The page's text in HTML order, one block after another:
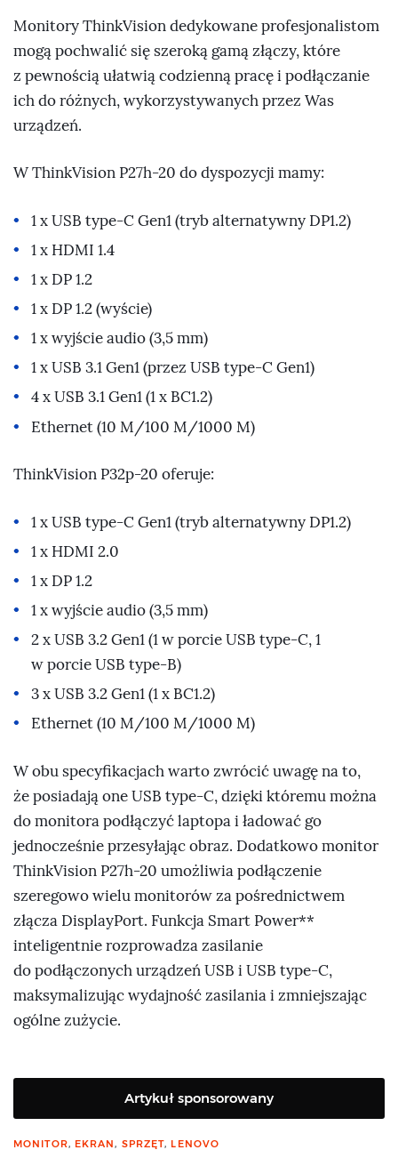
Monitory ThinkVision dedykowane profesjonalistom
mogą pochwalić się szeroką gamą złączy, które
z pewnością ułatwią codzienną pracę i podłączanie
ich do różnych, wykorzystywanych przez Was
urządzeń.
W ThinkVision P27h-20 do dyspozycji mamy:
1 x USB type-C Gen1 (tryb alternatywny DP1.2)
1 x HDMI 1.4
1 x DP 1.2
1 x DP 1.2 (wyście)
1 x wyjście audio (3,5 mm)
1 x USB 3.1 Gen1 (przez USB type-C Gen1)
4 x USB 3.1 Gen1 (1 x BC1.2)
Ethernet (10 M/100 M/1000 M)
ThinkVision P32p-20 oferuje:
1 x USB type-C Gen1 (tryb alternatywny DP1.2)
1 x HDMI 2.0
1 x DP 1.2
1 x wyjście audio (3,5 mm)
2 x USB 3.2 Gen1 (1 w porcie USB type-C, 1
w porcie USB type-B)
3 x USB 3.2 Gen1 (1 x BC1.2)
Ethernet (10 M/100 M/1000 M)
W obu specyfikacjach warto zwrócić uwagę na to,
że posiadają one USB type-C, dzięki któremu można
do monitora podłączyć laptopa i ładować go
jednocześnie przesyłając obraz. Dodatkowo monitor
ThinkVision P27h-20 umożliwia podłączenie
szeregowo wielu monitorów za pośrednictwem
złącza DisplayPort. Funkcja Smart Power**
inteligentnie rozprowadza zasilanie
do podłączonych urządzeń USB i USB type-C,
maksymalizując wydajność zasilania i zmniejszając
ogólne zużycie.
Artykuł sponsorowany
MONITOR, EKRAN, SPRZĘT, LENOVO